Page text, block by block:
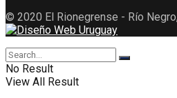
© 2020 El Rionegrense - Río
No Result
View All Result